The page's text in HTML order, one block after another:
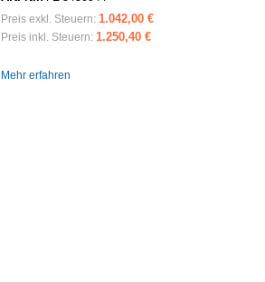
Preis exkl. Steuern: 1.042,00 €
Preis inkl. Steuern: 1.250,40 €
Mehr erfahren